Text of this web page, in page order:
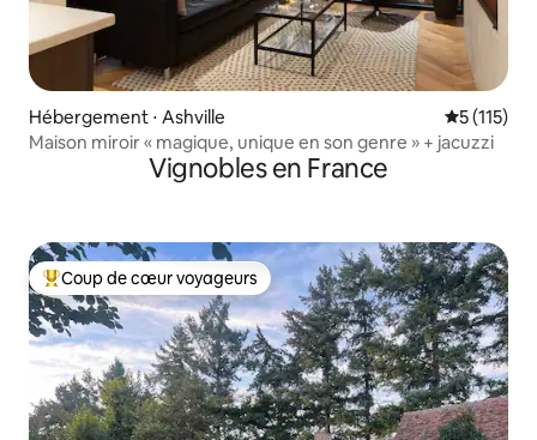
Hébergement ⋅ Ashville Évaluation
5 (115)
Maison miroir « magique, unique en son genre » + jacuzzi
Vignobles en France
Coups de cœur voyageurs les plus appréciés
Coup de cœur voyageurs